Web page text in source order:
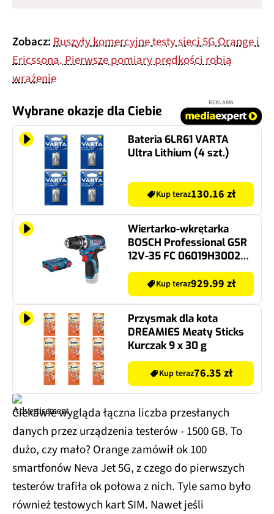
Zobacz:Ruszyły komercyjne testy sieci 5G Orange i
Ericssona. Pierwsze pomiary prędkości robią
wrażenie
Wybrane okazje dla Ciebie
REKLAMA
Bateria 6LR61 VARTA
Ultra Lithium (4 szt.)
Kup teraz130.16 zł
Wiertarko-wkrętarka
BOSCH Professional GSR
12V-35 FC 06019H3002
SOLO
Kup teraz929.99 zł
Przysmak dla kota
DREAMIES Meaty Sticks
Kurczak 9 x 30 g
Kup teraz76.35 zł
Ciekawie wygląda łączna liczba przesłanych
danych przez urządzenia testerów - 1500 GB. To
dużo, czy mało? Orange zamówił ok 100
smartfonów Neva Jet 5G, z czego do pierwszych
testerów trafiła ok połowa z nich. Tyle samo było
również testowych kart SIM. Nawet jeśli